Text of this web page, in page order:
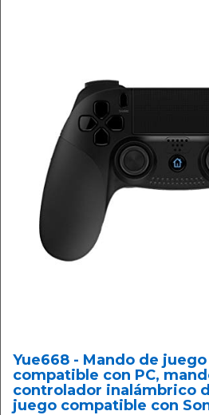
Yue668 - Mando de
compatible con PC,
controlador inalámbrico
juego compatible con